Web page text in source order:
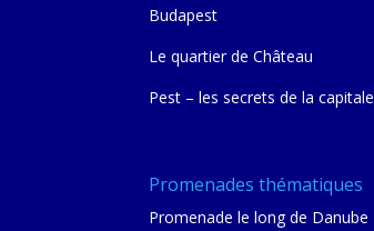
Budapest
Le quartier de Château
Pest – les secrets de la capitale
Promenades thématiques
Promenade le long de Danube